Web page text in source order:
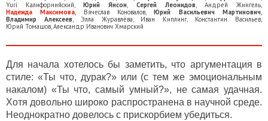
Yuri Калифорнийский,Юрий Янсон, Сергей Леонидов, Андрей Жингель,
Надежда Максимова, Вячеслав Коновалов,Юрий Васильевич Мартинович,
Владимир Алексеев, Элла Журавлёва, Иван Киплинг, Константин Васильев,
Юрий Томашов,Александр Иванович Хмарский
Для начала хотелось бы заметить, что аргументация в
стиле: «Ты что, дурак?» или (с тем же эмоциональным
накалом) «Ты что, самый умный?», не самая удачная.
Хотя довольно широко распространена в научной среде.
Неоднократно довелось с прискорбием убедиться.